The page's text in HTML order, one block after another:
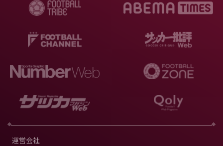
運営会社